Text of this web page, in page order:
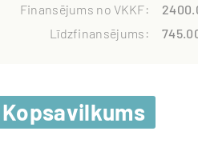
Finansējums no VKKF:
Līdzfinansējums:
Kopsavilkums